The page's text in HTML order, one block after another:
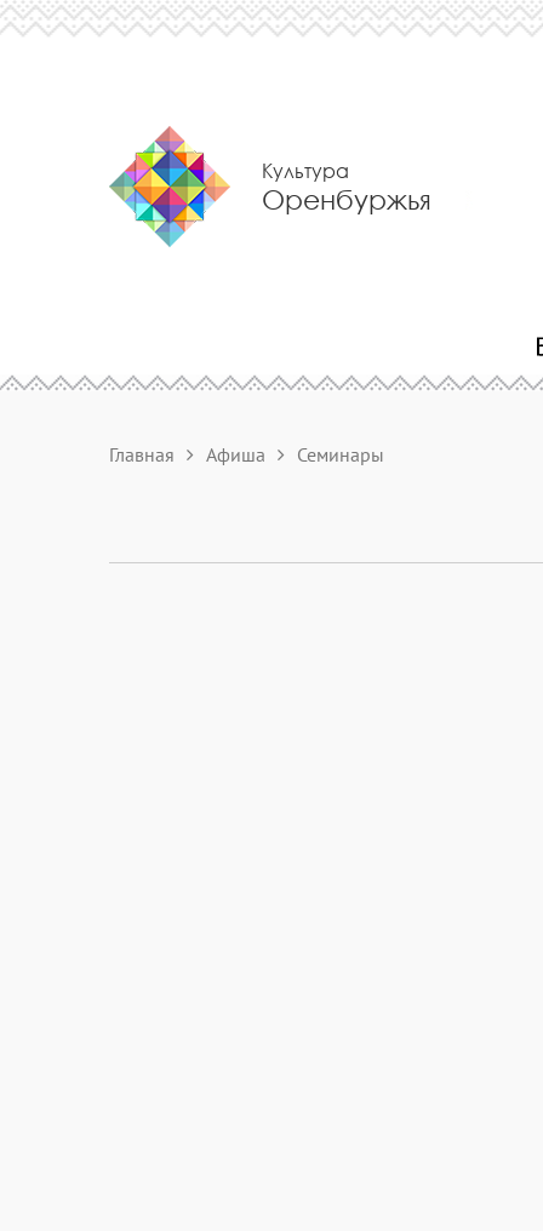
Культура
Оренбуржья
Главная Афиша Семинары